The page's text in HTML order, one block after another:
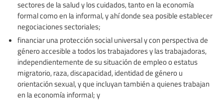
sectores de la salud y los cuidados, tanto en la economía
formal como en la informal, y ahí donde sea posible establecer
negociaciones sectoriales;
financiar una protección social universal y con perspectiva de
género accesible a todos los trabajadores y las trabajadoras,
independientemente de su situación de empleo o estatus
migratorio, raza, discapacidad, identidad de género u
orientación sexual, y que incluyan también a quienes trabajan
en la economía informal; y